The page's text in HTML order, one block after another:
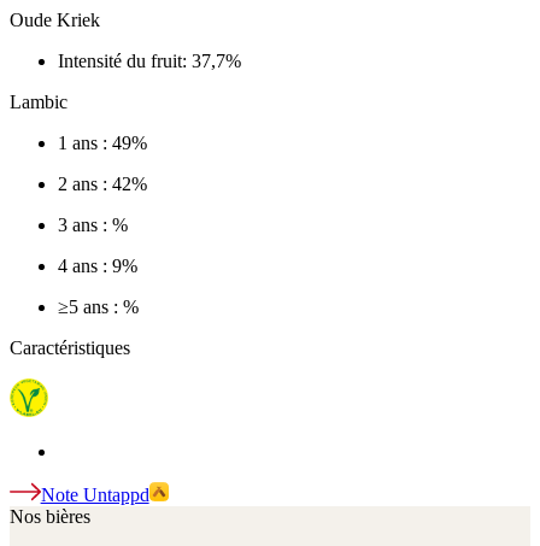
Oude Kriek
Intensité du fruit: 37,7%
Lambic
1 ans : 49%
2 ans : 42%
3 ans : %
4 ans : 9%
≥5 ans : %
Caractéristiques
Note Untappd
Nos bières